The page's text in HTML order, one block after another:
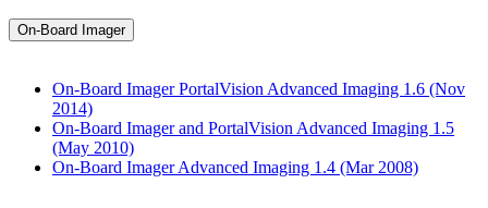
On-Board Imager
On-Board Imager PortalVision Advanced Imaging 1.6 (Nov
2014)
On-Board Imager and PortalVision Advanced Imaging 1.5
(May 2010)
On-Board Imager Advanced Imaging 1.4 (Mar 2008)